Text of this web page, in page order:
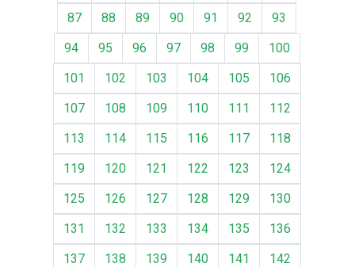
87
88 89 90 91 92
93
94
95 96 97 98 99
100
101
102 103 104 105
106
107
108 109 110 111
112
113
114 115 116 117
118
119
120 121 122 123
124
125
126 127 128 129
130
131
132 133 134 135
136
137
138 139 140 141
142